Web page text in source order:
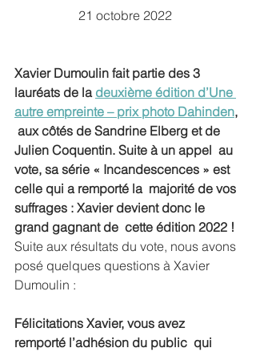
Xavier Dumoulin fait partie des 3
lauréats de la deuxième édition d’Une
autre empreinte – prix photo Dahinden,
aux côtés de Sandrine Elberg et de
Julien Coquentin. Suite à un appel  au
vote, sa série « Incandescences » est
celle qui a remporté la  majorité de vos
suffrages : Xavier devient donc le
grand gagnant de  cette édition 2022 !
Suite aux résultats du vote, nous avons
posé quelques questions à Xavier
Dumoulin :
Félicitations Xavier, vous avez
remporté l’adhésion du public  qui